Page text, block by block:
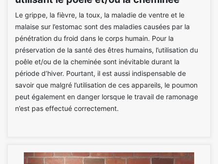
Le grippe, la fièvre, la toux, la maladie de ventre et le
malaise sur l’estomac sont des maladies causées par la
pénétration du froid dans le corps humain. Pour la
préservation de la santé des êtres humains, l’utilisation du
poêle et/ou de la cheminée sont inévitable durant la
période d’hiver. Pourtant, il est aussi indispensable de
savoir que malgré l’utilisation de ces appareils, le poumon
peut également en danger lorsque le travail de ramonage
n’est pas effectué correctement.